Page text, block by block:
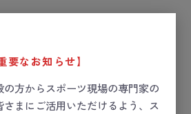
要なお知らせ】
方からスポーツ現場の専門家の
まにご活用いただけるよう、ス